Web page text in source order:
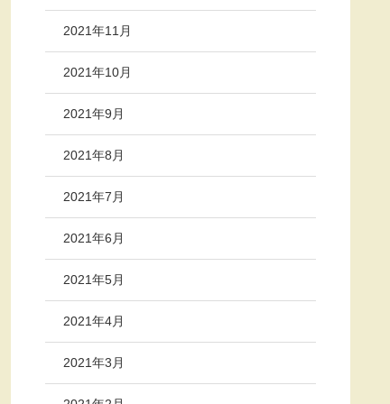
2021年11月
2021年10月
2021年9月
2021年8月
2021年7月
2021年6月
2021年5月
2021年4月
2021年3月